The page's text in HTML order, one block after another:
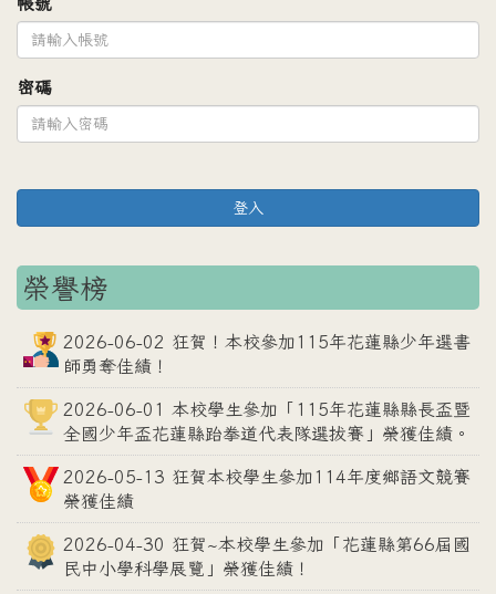
密碼
登入
榮譽榜
2026-06-02 狂賀！本校參加115年花蓮縣少年選書
師勇奪佳績！
2026-06-01 本校學生參加「115年花蓮縣縣長盃暨
全國少年盃花蓮縣跆拳道代表隊選拔賽」榮獲佳績。
2026-05-13 狂賀本校學生參加114年度鄉語文競賽
榮獲佳績
2026-04-30 狂賀~本校學生參加「花蓮縣第66屆國
民中小學科學展覽」榮獲佳績！